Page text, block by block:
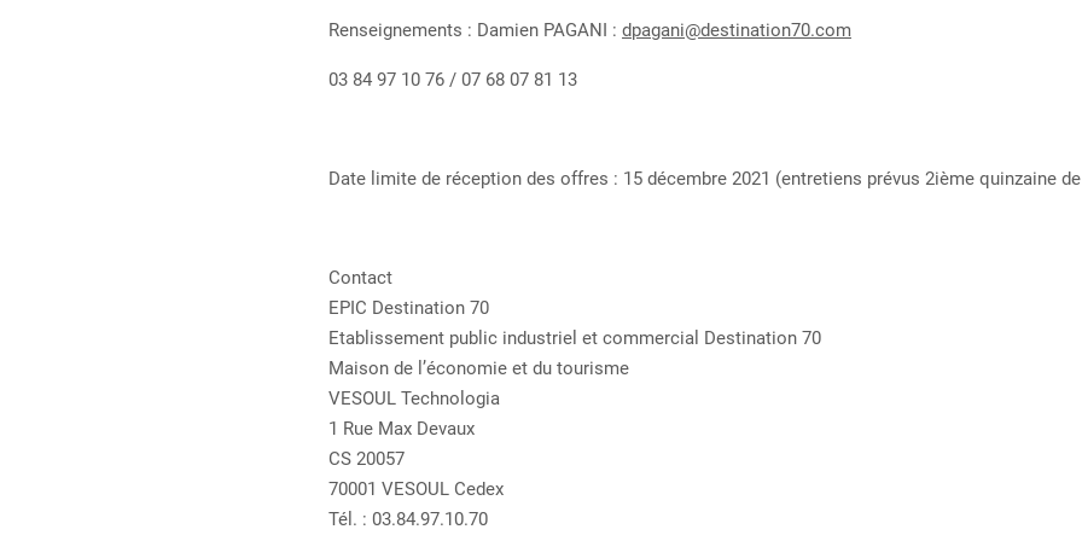
Renseignements : Damien PAGANI : dpagani@destination70.com
03 84 97 10 76 / 07 68 07 81 13
Date limite de réception des offres : 15 décembre 2021 (entretiens prévus 2ième quinzaine
Contact
EPIC Destination 70
Etablissement public industriel et commercial Destination 70
Maison de l’économie et du tourisme
VESOUL Technologia
1 Rue Max Devaux
CS 20057
70001 VESOUL Cedex
Tél. : 03.84.97.10.70